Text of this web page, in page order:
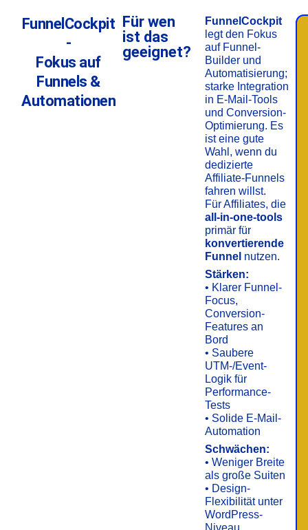
FunnelCockpit
-
Fokus auf
Funnels &
Automationen
Für wen
ist das
geeignet?
FunnelCockpit
legt den Fokus
auf Funnel-
Builder und
Automatisierung;
starke Integration
in E-Mail-Tools
und Conversion-
Optimierung. Es
ist eine gute
Wahl, wenn du
dedizierte
Affiliate-Funnels
fahren willst.
Für Affiliates, die
all-in-one-tools
primär für
konvertierende
Funnel nutzen.
Stärken:
• Klarer Funnel-
Focus,
Conversion-
Features an
Bord
• Saubere
UTM-/Event-
Logik für
Performance-
Tests
• Solide E-Mail-
Automation
Schwächen:
• Weniger Breite
als große Suiten
• Design-
Flexibilität unter
WordPress-
Niveau